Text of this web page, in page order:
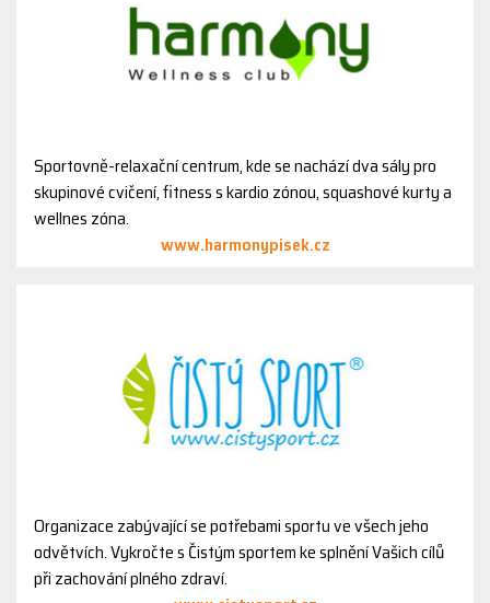
Sportovně-relaxační centrum, kde se nachází dva sály pro
skupinové cvičení, fitness s kardio zónou, squashové kurty a
wellnes zóna.
www.harmonypisek.cz
Organizace zabývající se potřebami sportu ve všech jeho
odvětvích. Vykročte s Čistým sportem ke splnění Vašich cílů
při zachování plného zdraví.